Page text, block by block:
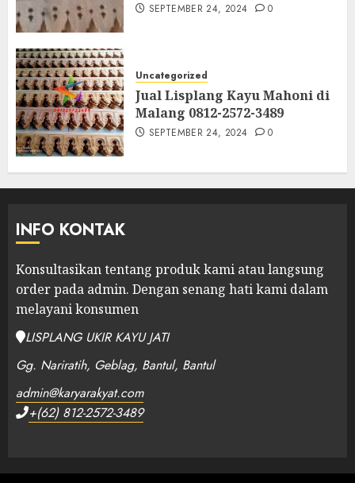
SEPTEMBER 24, 2024 0
Uncategorized
Jual Lisplang Kayu Mahoni di
Malang 0812-2572-3489
SEPTEMBER 24, 2024 0
INFO KONTAK
Konsultasikan tentang produk kami atau langsung
order pada admin. Dengan senang hati kami dalam
melayani konsumen
LISPLANG UKIR KAYU JATI
Gg. Nariratih, Geblag, Bantul, Bantul
admin@karyarakyat.com
+(62) 812-2572-3489